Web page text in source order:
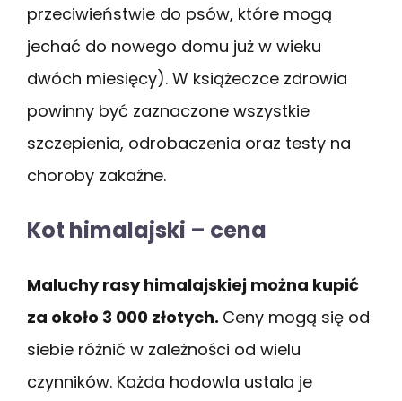
przeciwieństwie do psów, które mogą
jechać do nowego domu już w wieku
dwóch miesięcy). W książeczce zdrowia
powinny być zaznaczone wszystkie
szczepienia, odrobaczenia oraz testy na
choroby zakaźne.
Kot himalajski – cena
Maluchy rasy himalajskiej można kupić
za około 3 000 złotych. Ceny mogą się od
siebie różnić w zależności od wielu
czynników. Każda hodowla ustala je